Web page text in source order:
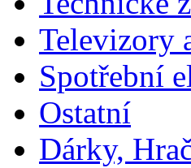
Televizory
Spotřební
Ostatní
Dárky,